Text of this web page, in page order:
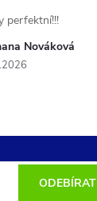
Nováková
perfektní!!!
ODEBÍRAT